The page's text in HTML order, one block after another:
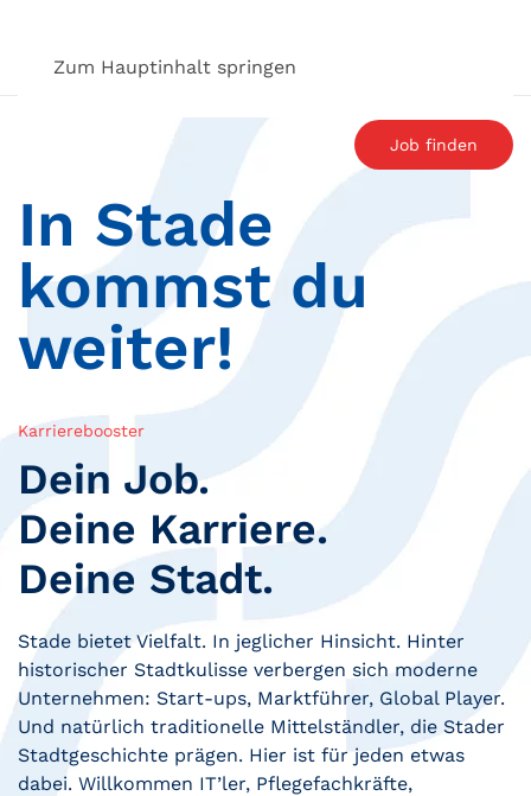
Zum Hauptinhalt springen
Job finden
In Stade
kommst du
weiter!
Komm
doch rüber
* Nievaethika Yogeswaran, Kinderkrankenpflegerin; Matthias R. Stephan, Ltd.
Physiotherapeut Elbe Kliniken Stade-Buxtehude
Karrierebooster
Dein Job.
Deine Karriere.
Deine Stadt.
Stade bietet Vielfalt. In jeglicher Hinsicht. Hinter
historischer Stadtkulisse verbergen sich moderne
Unternehmen: Start-ups, Marktführer, Global Player.
Und natürlich traditionelle Mittelständler, die Stader
Stadtgeschichte prägen. Hier ist für jeden etwas
dabei. Willkommen IT’ler, Pflegefachkräfte,